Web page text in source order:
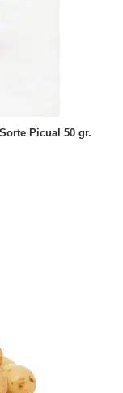
Picual 50 gr.